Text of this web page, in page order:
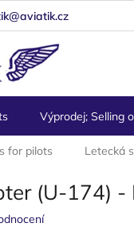
Výprodej; Selling
for pilots Letecká
(U-174) -